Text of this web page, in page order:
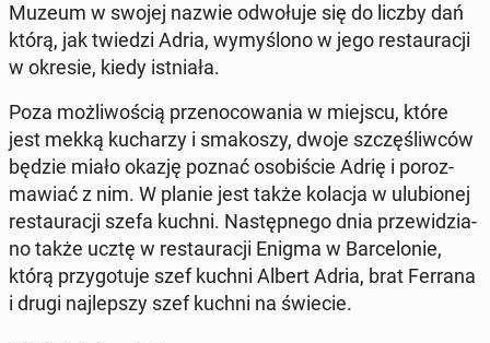
Muzeum w swojej nazwie od­wo­łu­je się do liczby dań
którą, jak twiedzi Adria, wy­my­ślo­no w jego re­stau­ra­cji
w okresie, kiedy ist­nia­ła.
Poza moż­li­wo­ścią prze­no­co­wa­nia w miejscu, które
jest mekką ku­cha­rzy i sma­ko­szy, dwoje szczę­śliw­ców
będzie miało okazję poznać oso­bi­ście Adrię i po­roz­
ma­wiać z nim. W planie jest także kolacja w ulu­bio­nej
re­stau­ra­cji szefa kuchni. Na­stęp­ne­go dnia prze­wi­dzia­
no także ucztę w re­stau­ra­cji Enigma w Bar­ce­lo­nie,
którą przy­go­tu­je szef kuchni Albert Adria, brat Ferrana
i drugi naj­lep­szy szef kuchni na świecie.